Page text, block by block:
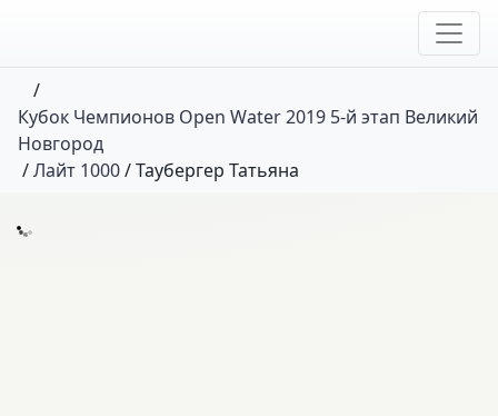
/
Кубок Чемпионов Open Water 2019 5-й этап Великий
Новгород
/Лайт 1000/Таубергер Татьяна